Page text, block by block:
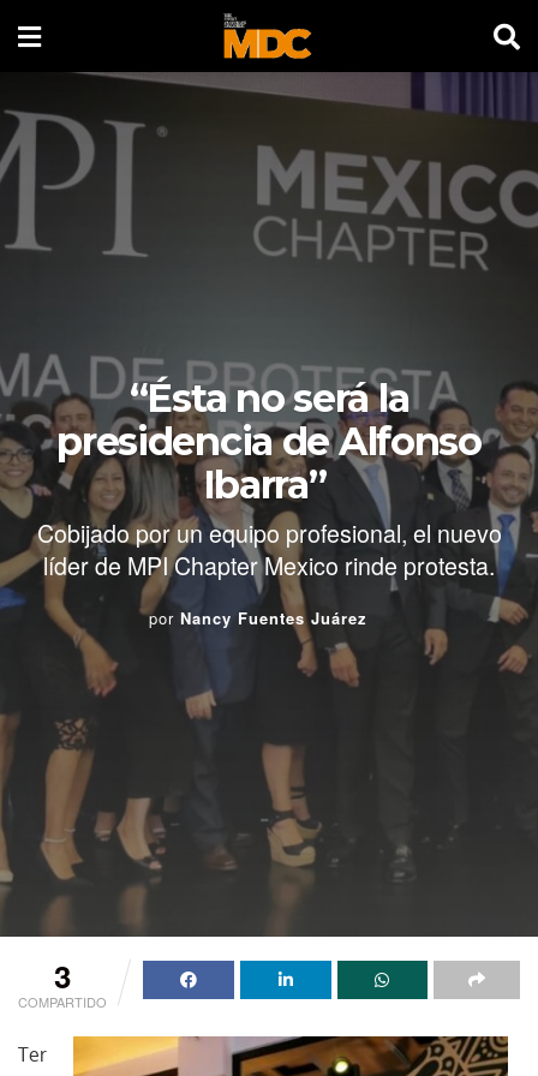
“Ésta no será la
presidencia de Alfonso
Ibarra”
Cobijado por un equipo profesional, el nuevo
líder de MPI Chapter Mexico rinde protesta.
por Nancy Fuentes Juárez
3
COMPARTIDO
Ter